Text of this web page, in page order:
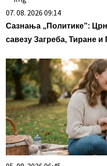
07. 08. 2026 09:14
Сазнања „Политике”:
савезу Загреба, Тиране